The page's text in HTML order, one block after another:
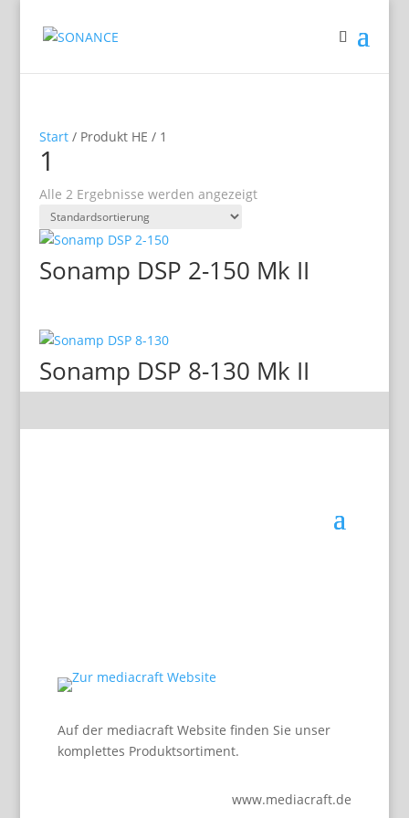
Start/ Produkt HE / 1
1
Alle 2 Ergebnisse werden angezeigt
Sonamp DSP 2-150 Mk II
Sonamp DSP 8-130 Mk II
Auf der mediacraft Website finden Sie unser
komplettes Produktsortiment.
www.mediacraft.de